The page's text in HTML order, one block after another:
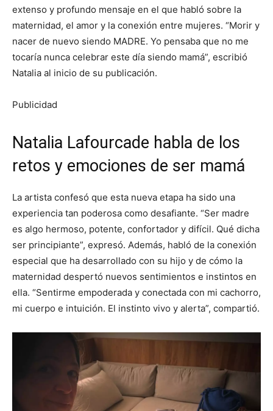
extenso y profundo mensaje en el que habló sobre la
maternidad, el amor y la conexión entre mujeres. “Morir y
nacer de nuevo siendo MADRE. Yo pensaba que no me
tocaría nunca celebrar este día siendo mamá”, escribió
Natalia al inicio de su publicación.
Publicidad
Natalia Lafourcade habla de los
retos y emociones de ser mamá
La artista confesó que esta nueva etapa ha sido una
experiencia tan poderosa como desafiante. “Ser madre
es algo hermoso, potente, confortador y difícil. Qué dicha
ser principiante”, expresó. Además, habló de la conexión
especial que ha desarrollado con su hijo y de cómo la
maternidad despertó nuevos sentimientos e instintos en
ella. “Sentirme empoderada y conectada con mi cachorro,
mi cuerpo e intuición. El instinto vivo y alerta”, compartió.